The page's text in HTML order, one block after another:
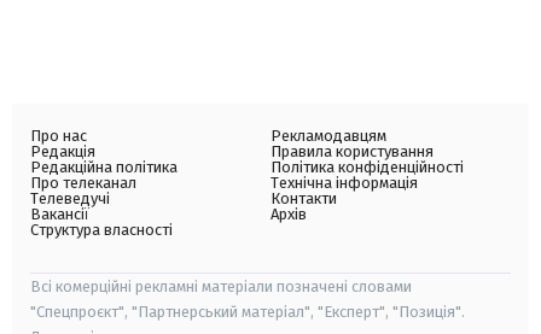
Про нас
Редакція
Редакційна політика
Про телеканал
Телеведучі
Вакансії
Структура власності
Рекламодавцям
Правила користування
Політика конфіденційності
Технічна інформація
Контакти
Архів
Всі комерційні рекламні матеріали позначені словами
"Спецпроєкт", "Партнерський матеріал", "Експерт", "Позиція".